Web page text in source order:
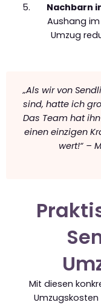
Nachbarn
Aushang
Umzug
„Als wir von
sind, hatte ich
Das Team hat
einen einzigen
wert!“ –
Mit diesen